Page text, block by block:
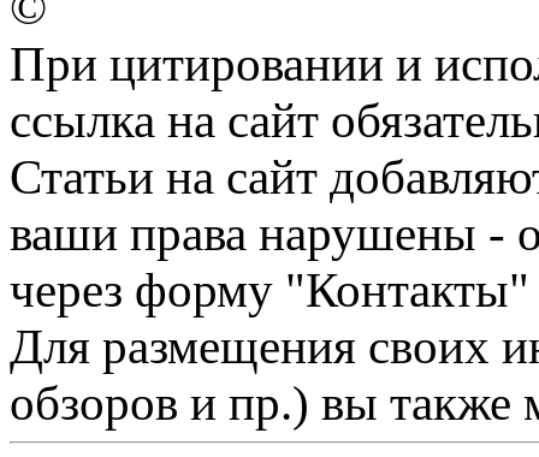
При цитировании и
ссылка на сайт
Статьи на сайт
ваши права нарушены -
через форму "Контакты"
Для размещения своих
обзоров и пр.) вы также